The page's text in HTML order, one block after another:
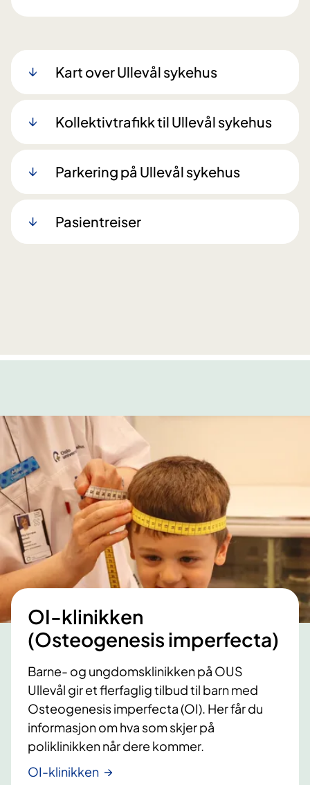
Kart over Ullevål sykehus
Kollektivtrafikk til Ullevål sykehus
Parkering på Ullevål sykehus
Pasientreiser
OI-klinikken
(Osteogenesis imperfecta)
Barne- og ungdomsklinikken på OUS
Ullevål gir et flerfaglig tilbud til barn med
Osteogenesis imperfecta (OI). Her får du
informasjon om hva som skjer på
poliklinikken når dere kommer.
OI-klinikken